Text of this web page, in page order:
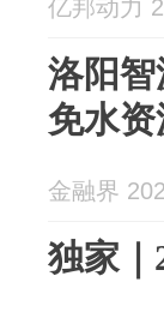
亿邦动力
洛阳
免水
金融界
独家｜